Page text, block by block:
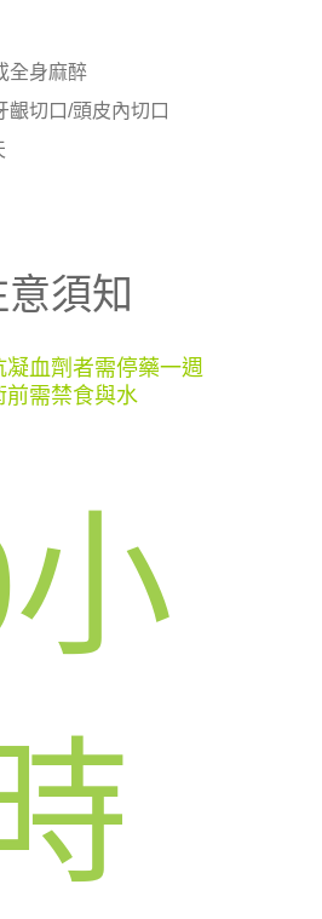
全身麻醉
齦切口/頭皮內切口
意須知
凝血劑者需停藥一週
前需禁食與水
小